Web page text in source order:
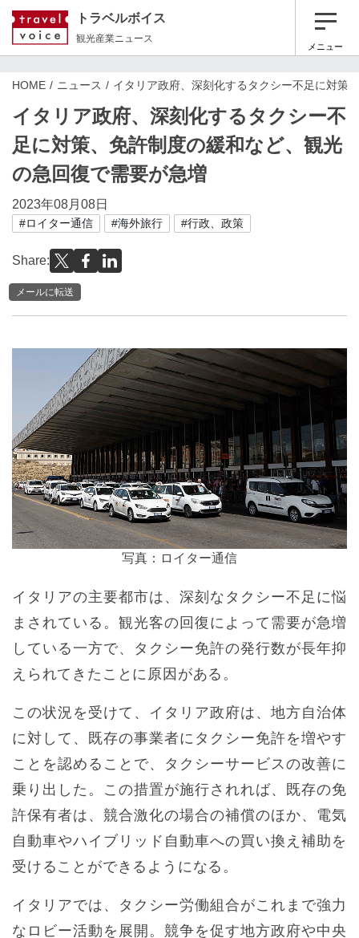
トラベルボイス
観光産業ニュース
メニュー
HOME ニュース イタリア政府、深刻化するタクシー不足に対策
イタリア政府、深刻化するタクシー不
足に対策、免許制度の緩和など、観光
の急回復で需要が急増
2023年08月08日
#ロイター通信 #海外旅行 #行政、政策
Share:
メールに転送
写真：ロイター通信
イタリアの主要都市は、深刻なタクシー不足に悩
まされている。観光客の回復によって需要が急増
している一方で、タクシー免許の発行数が長年抑
えられてきたことに原因がある。
この状況を受けて、イタリア政府は、地方自治体
に対して、既存の事業者にタクシー免許を増やす
ことを認めることで、タクシーサービスの改善に
乗り出した。この措置が施行されれば、既存の免
許保有者は、競合激化の場合の補償のほか、電気
自動車やハイブリッド自動車への買い換え補助を
受けることができるようになる。
イタリアでは、タクシー労働組合がこれまで強力
なロビー活動を展開。競争を促す地方政府や中央